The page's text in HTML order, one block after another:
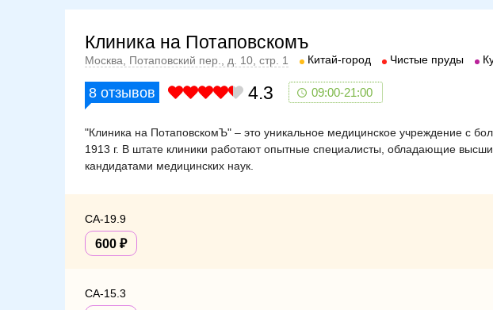
Клиника на Потаповскомъ
Москва, Потаповский пер., д. 10, стр. 1 Китай-город Чистые пруды
8 отзывов 4.3 09:00-21:00
"Клиника на ПотаповскомЪ" – это уникальное медицинское учреждение с
1913 г. В штате клиники работают опытные специалисты, обладающие
кандидатами медицинских наук.
СА-19.9
600
СА-15.3